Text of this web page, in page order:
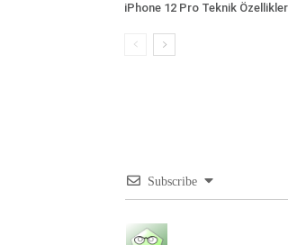
iPhone 12 Pro Teknik
Subscribe